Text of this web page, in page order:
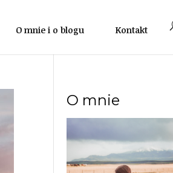
O mnie i o blogu Kontakt
O mnie